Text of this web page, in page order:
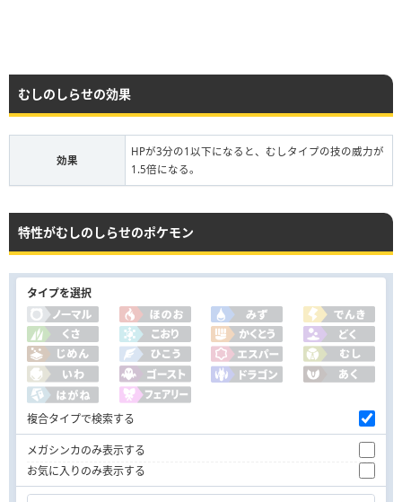
むしのしらせの効果
効果
HPが3分の1以下になると、むしタイプの技の威力が
1.5倍になる。
特性がむしのしらせのポケモン
タイプを選択
複合タイプで検索する
メガシンカのみ表示する
お気に入りのみ表示する